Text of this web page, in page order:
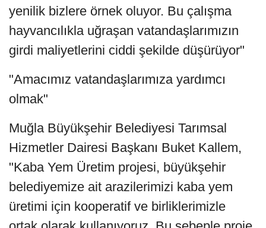
yenilik bizlere örnek oluyor. Bu çalışma
hayvancılıkla uğraşan vatandaşlarımızın
girdi maliyetlerini ciddi şekilde düşürüyor"
"Amacımız vatandaşlarımıza yardımcı
olmak"
Muğla Büyükşehir Belediyesi Tarımsal
Hizmetler Dairesi Başkanı Buket Kallem,
"Kaba Yem Üretim projesi, büyükşehir
belediyemize ait arazilerimizi kaba yem
üretimi için kooperatif ve birliklerimizle